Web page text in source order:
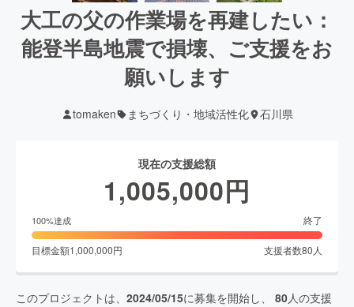
大工の父の作業場を再建したい：
能登半島地震で損壊、ご支援をお
願いします
tomaken まちづくり・地域活性化 石川県
現在の支援総額
1,005,000円
100%達成 終了
目標金額1,000,000円 支援者数80 人
このプロジェクトは、 2024/05/15に募集を開始し、 80人の支援